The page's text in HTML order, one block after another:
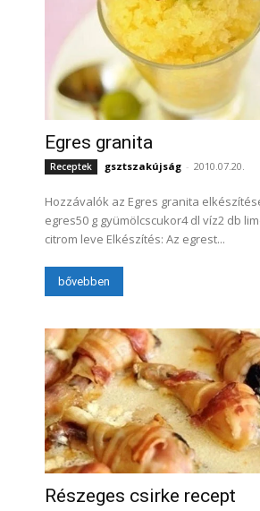
Egres granita
Receptek gsztszakújság - 2010.07.20.
Hozzávalók az Egres granita
egres50 g gyümölcscukor4 dl víz2 db
citrom leve Elkészítés: Az egrest...
bővebben
Részeges csirke recept